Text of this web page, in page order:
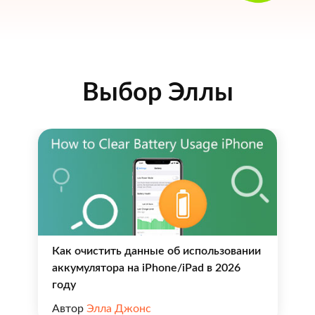
Выбор Эллы
Как очистить данные об использовании
аккумулятора на iPhone/iPad в 2026
году
Автор Элла Джонс